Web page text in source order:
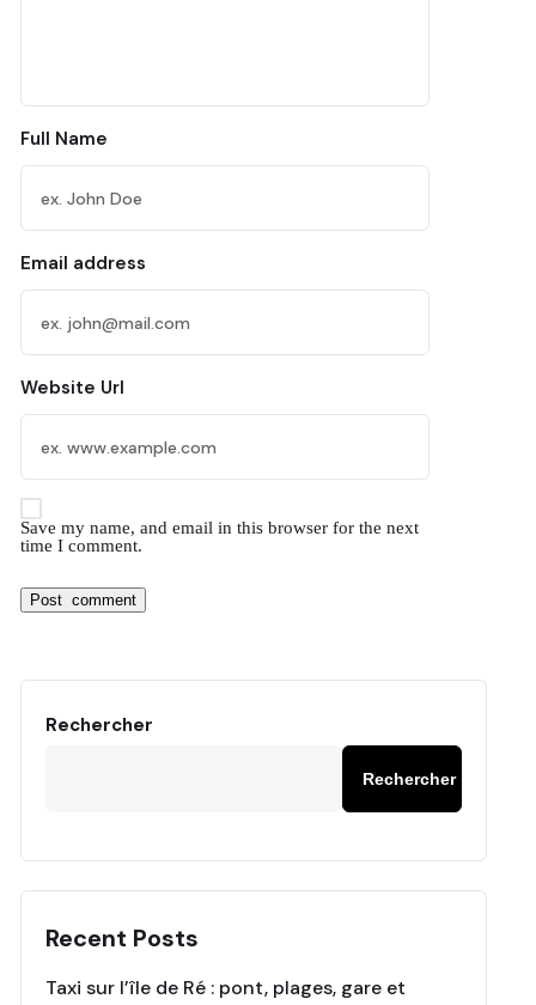
Full Name
Email address
Website Url
Save my name, and email in this browser for the next
time I comment.
Rechercher
Rechercher
Recent Posts
Taxi sur l’île de Ré : pont, plages, gare et